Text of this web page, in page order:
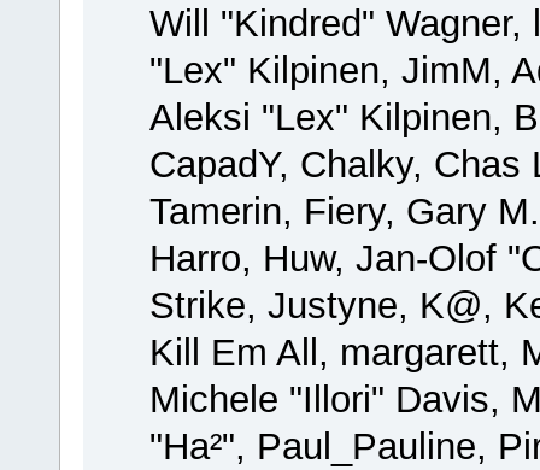
Will "Kindred"
"Lex" Kilpinen, JimM,
Aleksi "Lex" Kilpinen,
CapadY, Chalky,
Tamerin, Fiery, Gary
Harro, Huw, Jan-Olof
Strike, Justyne, K@,
Kill Em All, margarett,
Michele "Illori" Davis,
"Ha²", Paul_Pauline,